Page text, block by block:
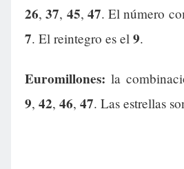
26,37, 45, 47. El número
7. El reintegro es el 9.
Euromillones: la
9, 42, 46, 47. Las estrellas